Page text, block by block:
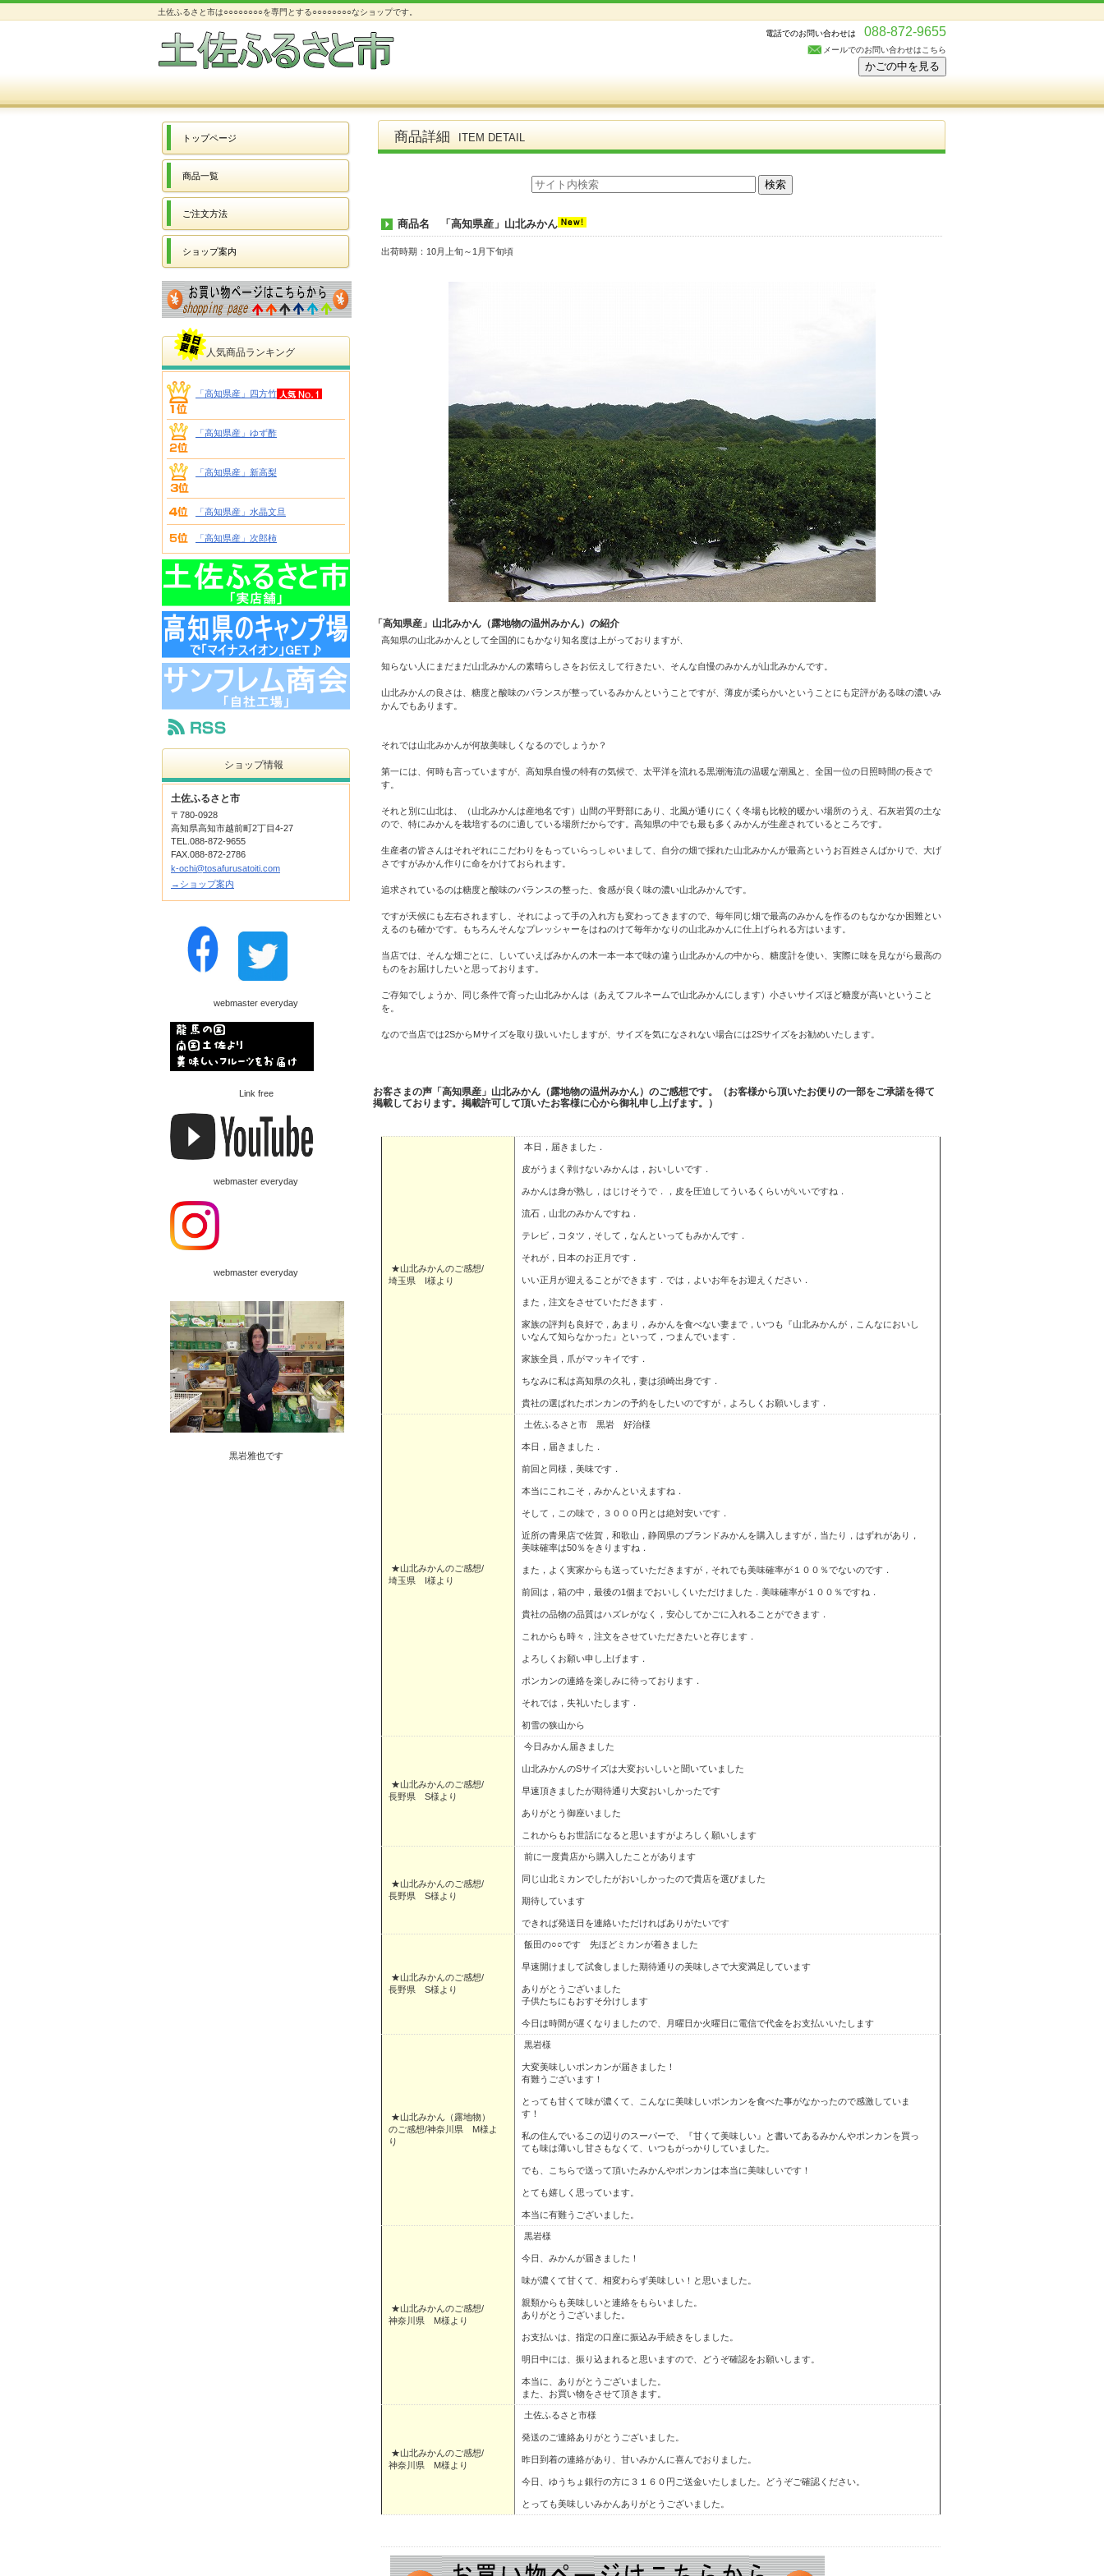
土佐ふるさと市は○○○○○○○○を専門とする○○○○○○○○なショップです。
電話でのお問い合わせは 088-872-9655
メールでのお問い合わせはこちら
商品詳細 ITEM DETAIL
商品名 「高知県産」山北みかん
出荷時期：10月上旬～1月下旬頃
「高知県産」山北みかん（露地物の温州みかん）の紹介
高知県の山北みかんとして全国的にもかなり知名度は上がっておりますが、
知らない人にまだまだ山北みかんの素晴らしさをお伝えして行きたい、そんな自慢のみかんが山北みかんです。
山北みかんの良さは、糖度と酸味のバランスが整っているみかんということですが、薄皮が柔らかいということにも定評がある味の濃いみ
かんでもあります。
それでは山北みかんが何故美味しくなるのでしょうか？
第一には、何時も言っていますが、高知県自慢の特有の気候で、太平洋を流れる黒潮海流の温暖な潮風と、全国一位の日照時間の長さで
す。
それと別に山北は、（山北みかんは産地名です）山間の平野部にあり、北風が通りにくく冬場も比較的暖かい場所のうえ、石灰岩質の土な
ので、特にみかんを栽培するのに適している場所だからです。高知県の中でも最も多くみかんが生産されているところです。
生産者の皆さんはそれぞれにこだわりをもっていらっしゃいまして、自分の畑で採れた山北みかんが最高というお百姓さんばかりで、大げ
さですがみかん作りに命をかけておられます。
追求されているのは糖度と酸味のバランスの整った、食感が良く味の濃い山北みかんです。
ですが天候にも左右されますし、それによって手の入れ方も変わってきますので、毎年同じ畑で最高のみかんを作るのもなかなか困難とい
えるのも確かです。もちろんそんなプレッシャーをはねのけて毎年かなりの山北みかんに仕上げられる方はいます。
当店では、そんな畑ごとに、しいていえばみかんの木一本一本で味の違う山北みかんの中から、糖度計を使い、実際に味を見ながら最高の
ものをお届けしたいと思っております。
ご存知でしょうか、同じ条件で育った山北みかんは（あえてフルネームで山北みかんにします）小さいサイズほど糖度が高いということ
を。
なので当店では2SからMサイズを取り扱いいたしますが、サイズを気になされない場合には2Sサイズをお勧めいたします。
お客さまの声「高知県産」山北みかん（露地物の温州みかん）のご感想です。（お客様から頂いたお便りの一部をご承諾を得て
掲載しております。掲載許可して頂いたお客様に心から御礼申し上げます。）
★山北みかんのご感想/
埼玉県 I様より
本日，届きました．
皮がうまく剥けないみかんは，おいしいです．
みかんは身が熟し，はじけそうで．，皮を圧迫してういるくらいがいいですね．
流石，山北のみかんですね．
テレビ，コタツ，そして，なんといってもみかんです．
それが，日本のお正月です．
いい正月が迎えることができます．では，よいお年をお迎えください．
また，注文をさせていただきます．
家族の評判も良好で，あまり，みかんを食べない妻まで，いつも『山北みかんが，こんなにおいし
いなんて知らなかった』といって，つまんでいます．
家族全員，爪がマッキイです．
ちなみに私は高知県の久礼，妻は須崎出身です．
貴社の選ばれたポンカンの予約をしたいのですが，よろしくお願いします．
★山北みかんのご感想/
埼玉県 I様より
土佐ふるさと市 黒岩 好治様
本日，届きました．
前回と同様，美味です．
本当にこれこそ，みかんといえますね．
そして，この味で，３０００円とは絶対安いです．
近所の青果店で佐賀，和歌山，静岡県のブランドみかんを購入しますが，当たり，はずれがあり，
美味確率は50％をきりますね．
また，よく実家からも送っていただきますが，それでも美味確率が１００％でないのです．
前回は，箱の中，最後の1個までおいしくいただけました．美味確率が１００％ですね．
貴社の品物の品質はハズレがなく，安心してかごに入れることができます．
これからも時々，注文をさせていただきたいと存じます．
よろしくお願い申し上げます．
ポンカンの連絡を楽しみに待っております．
それでは，失礼いたします．
初雪の狭山から
★山北みかんのご感想/
長野県 S様より
今日みかん届きました
山北みかんのSサイズは大変おいしいと聞いていました
早速頂きましたが期待通り大変おいしかったです
ありがとう御座いました
これからもお世話になると思いますがよろしく願いします
★山北みかんのご感想/
長野県 S様より
前に一度貴店から購入したことがあります
同じ山北ミカンでしたがおいしかったので貴店を選びました
期待しています
できれば発送日を連絡いただければありがたいです
★山北みかんのご感想/
長野県 S様より
飯田の○○です 先ほどミカンが着きました
早速開けまして試食しました期待通りの美味しさで大変満足しています
ありがとうございました
子供たちにもおすそ分けします
今日は時間が遅くなりましたので、月曜日か火曜日に電信で代金をお支払いいたします
★山北みかん（露地物）
のご感想/神奈川県 M様よ
り
黒岩様
大変美味しいポンカンが届きました！
有難うございます！
とっても甘くて味が濃くて、こんなに美味しいポンカンを食べた事がなかったので感激していま
す！
私の住んでいるこの辺りのスーパーで、『甘くて美味しい』と書いてあるみかんやポンカンを買っ
ても味は薄いし甘さもなくて、いつもがっかりしていました。
でも、こちらで送って頂いたみかんやポンカンは本当に美味しいです！
とても嬉しく思っています。
本当に有難うございました。
★山北みかんのご感想/
神奈川県 M様より
黒岩様
今日、みかんが届きました！
味が濃くて甘くて、相変わらず美味しい！と思いました。
親類からも美味しいと連絡をもらいました。
ありがとうございました。
お支払いは、指定の口座に振込み手続きをしました。
明日中には、振り込まれると思いますので、どうぞ確認をお願いします。
本当に、ありがとうございました。
また、お買い物をさせて頂きます。
★山北みかんのご感想/
神奈川県 M様より
土佐ふるさと市様
発送のご連絡ありがとうございました。
昨日到着の連絡があり、甘いみかんに喜んでおりました。
今日、ゆうちょ銀行の方に３１６０円ご送金いたしました。どうぞご確認ください。
とっても美味しいみかんありがとうございました。
トップページ
商品一覧
ご注文方法
ショップ案内
人気商品ランキング
「高知県産」四方竹
「高知県産」ゆず酢
「高知県産」新高梨
「高知県産」水晶文旦
「高知県産」次郎柿
ショップ情報
土佐ふるさと市
〒780-0928
高知県高知市越前町2丁目4-27
TEL.088-872-9655
FAX.088-872-2786
k-ochi@tosafurusatoiti.com
→ショップ案内
webmaster everyday
Link free
webmaster everyday
webmaster everyday
黒岩雅也です